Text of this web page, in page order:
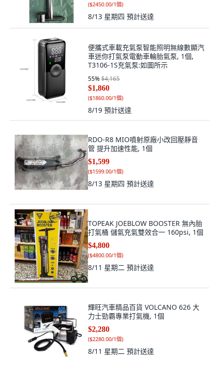
($2450.00/1個)
8/13 星期四 預計送達
便攜式車載充氣泵智能照明無線數顯汽
車迷你打氣泵電動車輪胎氣泵, 1個,
T3106-1S充氣泵:如圖所示
55%$4,165
$1,860
($1860.00/1個)
8/19 預計送達
RDO-R8 MIO噴射原廠小改回壓靜音
管 提升加速性能, 1個
$1,599
($1599.00/1個)
8/13 星期四 預計送達
TOPEAK JOEBLOW BOOSTER 無內胎
打氣桶 儲氣充氣雙效合一 160psi, 1個
$4,800
($4800.00/1個)
8/11 星期二 預計送達
輝旺汽車精品百貨 VOLCANO 626 大
力士勁霸專業打氣機, 1個
$2,280
($2280.00/1個)
8/11 星期二 預計送達